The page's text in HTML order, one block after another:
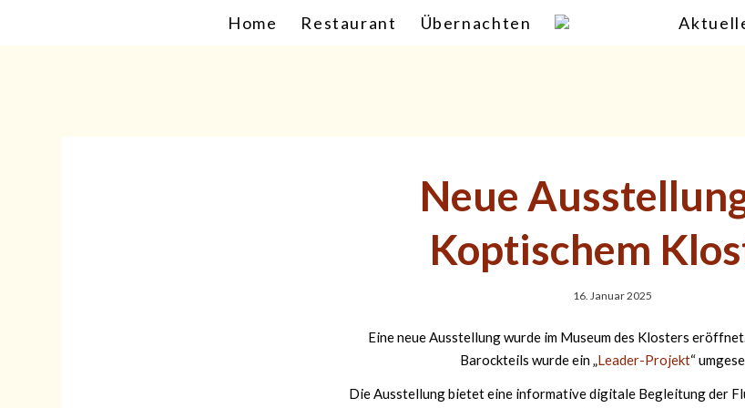
Home Restaurant Übernachten
Neue
Koptischem
16. Januar 2025
Eine neue Ausstellung wurde im Museum des Klosters
Barockteils wurde ein „Leader-Projekt“
Die Ausstellung bietet eine informative digitale Begleitung der